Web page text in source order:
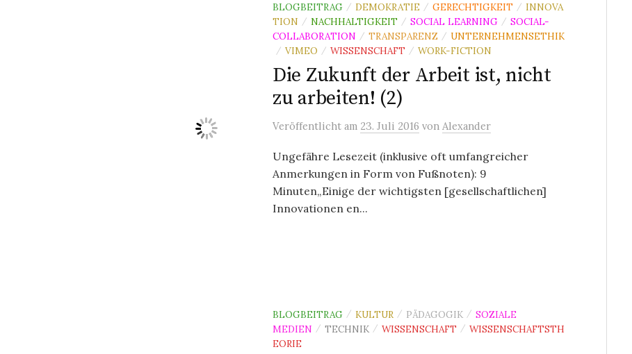
BLOGBEITRAG / DEMOKRATIE / GERECHTIGKEIT / INNOVA
TION / NACHHALTIGKEIT / SOCIAL LEARNING / SOCIAL-
COLLABORATION / TRANSPARENZ / UNTERNEHMENSETHIK
/ VIMEO / WISSENSCHAFT / WORK-FICTION
Die Zukunft der Arbeit ist, nicht
zu arbeiten! (2)
Veröffentlicht am 23. Juli 2016 von Alexander
Ungefähre Lesezeit (inklusive oft umfangreicher
Anmerkungen in Form von Fußnoten): 9
Minuten„Einige der wichtigsten [gesellschaftlichen]
Innovationen en...
BLOGBEITRAG / KULTUR / PÄDAGOGIK / SOZIALE
MEDIEN / TECHNIK / WISSENSCHAFT / WISSENSCHAFTSTH
EORIE